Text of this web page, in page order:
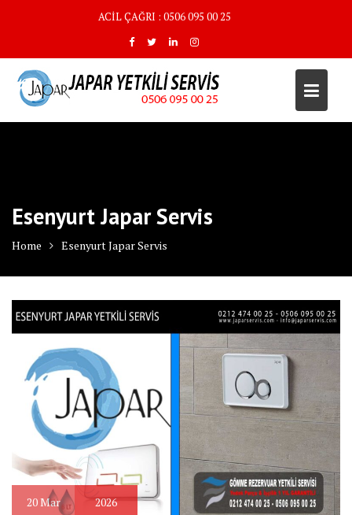
ACİL ÇAĞRI : 0506 095 00 25
Esenyurt Japar Servis
Home Esenyurt Japar Servis
20Mar 2026